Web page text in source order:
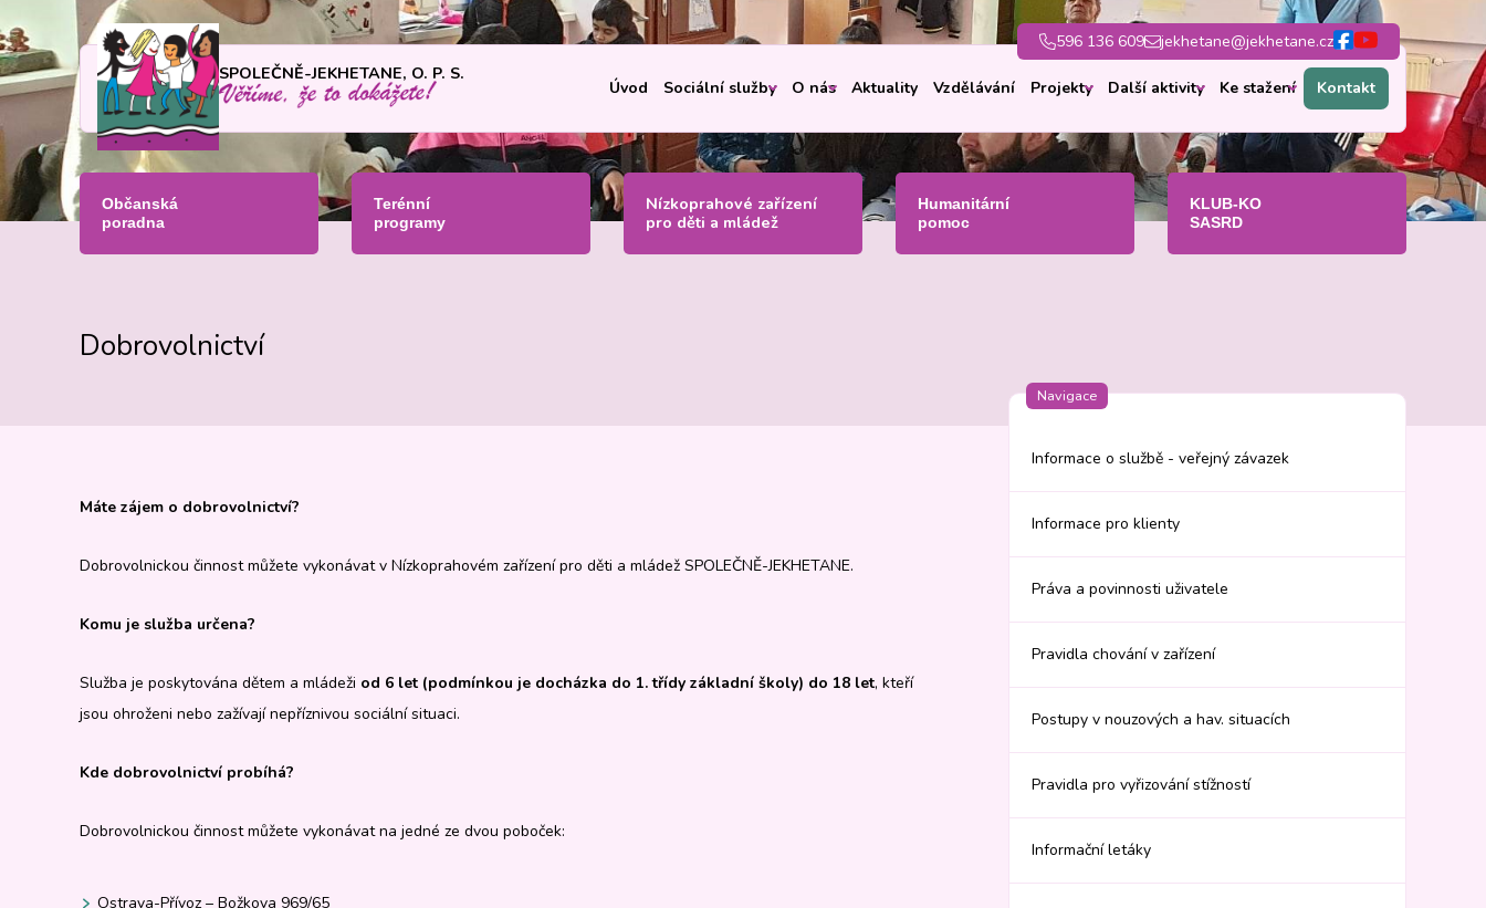
SPOLEČNĚ-JEKHETANE, O. P. S.
Úvod Sociální služby O nás Aktuality Vzdělávání Projekty Další aktivity Ke stažení Kontakt
596 136 609 jekhetane@jekhetane.cz
Občanská
poradna
Terénní
programy
Nízkoprahové zařízení
pro děti a mládež
Humanitární
pomoc
KLUB-KO
SASRD
Dobrovolnictví
Máte zájem o dobrovolnictví?
Dobrovolnickou činnost můžete vykonávat v Nízkoprahovém zařízení pro děti a mládež SPOLEČNĚ-JEKHETANE.
Komu je služba určena?
Služba je poskytována dětem a mládeži od 6 let (podmínkou je docházka do 1. třídy základní školy) do 18 let, kteří
jsou ohroženi nebo zažívají nepříznivou sociální situaci.
Kde dobrovolnictví probíhá?
Dobrovolnickou činnost můžete vykonávat na jedné ze dvou poboček:
Ostrava-Přívoz – Božkova 969/65
Navigace
Informace o službě - veřejný závazek
Informace pro klienty
Práva a povinnosti uživatele
Pravidla chování v zařízení
Postupy v nouzových a hav. situacích
Pravidla pro vyřizování stížností
Informační letáky